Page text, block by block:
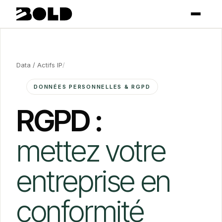
Data / Actifs IP/
DONNÉES PERSONNELLES & RGPD
RGPD :
mettez votre
entreprise en
conformité